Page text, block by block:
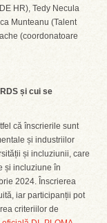
HR), Tedy Necula
Munteanu (Talent
(coordonatoare
și cui se
că înscrierile sunt
și industriilor
și incluziunii, care
și incluziune în
2024. Înscrierea
iar participanții pot
criteriilor de